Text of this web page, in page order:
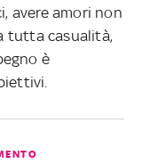
avere amori non
tutta casualità,
è